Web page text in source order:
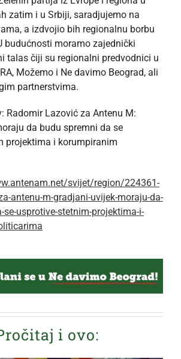
zatim i u Srbiji, saradjujemo na
a izdvojio bih regionalnu borbu
budućnosti moramo zajednički
talas čiji su regionalni predvodnici u
Možemo i Ne davimo Beograd, ali
partnerstvima.
Radomir Lazović za Antenu M:
da budu spremni da se
projektima i korumpiranim
svijet/region/224361-
antenu-m-gradjani-uvijek-moraju-da-
se-usprotive-stetnim-projektima-i-
i ovo: